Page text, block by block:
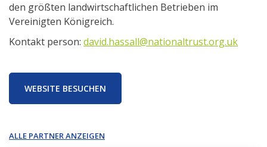
den größten landwirtschaftlichen Betrieben im
Vereinigten Königreich.
Kontakt person: david.hassall@nationaltrust.org.uk
WEBSITE BESUCHEN
ALLE PARTNER ANZEIGEN